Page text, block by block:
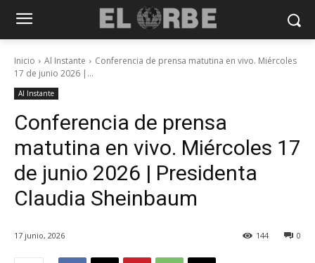
Inicio Al Instante
Conferencia de prensa matutina en vivo. Miércoles
17 de junio 2026 |...
Al Instante
Conferencia de prensa
matutina en vivo. Miércoles 17
de junio 2026 | Presidenta
Claudia Sheinbaum
17 junio, 2026 0
144